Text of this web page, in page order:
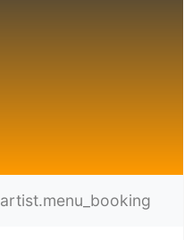
artist.menu_booking